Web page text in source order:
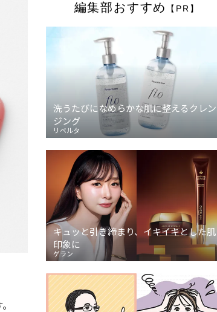
編集部おすすめ 【PR】
洗うたびになめらかな肌に整えるクレン
ジング
リベルタ
キュッと引き締まり、イキイキとした肌
印象に
ゲラン